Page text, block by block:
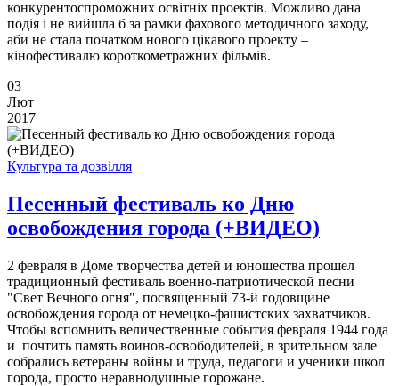
конкурентоспроможних освітніх проектів. Можливо дана
подія і не вийшла б за рамки фахового методичного заходу,
аби не стала початком нового цікавого проекту –
кінофестивалю короткометражних фільмів.
03
Лют
2017
Культура та дозвілля
Песенный фестиваль ко Дню
освобождения города (+ВИДЕО)
2 февраля в Доме творчества детей и юношества прошел
традиционный фестиваль военно-патриотической песни
"Свет Вечного огня", посвященный 73-й годовщине
освобождения города от немецко-фашистских захватчиков.
Чтобы вспомнить величественные события февраля 1944 года
и почтить память воинов-освободителей, в зрительном зале
собрались ветераны войны и труда, педагоги и ученики школ
города, просто неравнодушные горожане.